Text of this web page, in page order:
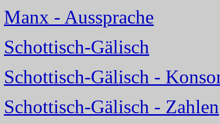
Manx - Aussprache
Schottisch-Gälisch
Schottisch-Gälisch -
Schottisch-Gälisch - Zahlen